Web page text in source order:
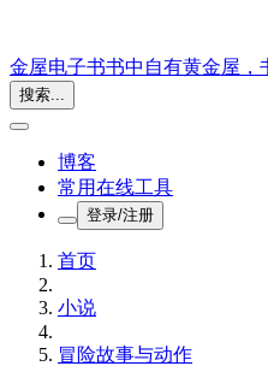
金屋电子书书中自有黄金屋，
搜索...
博客
常用在线工具
登录/注册
首页
小说
冒险故事与动作